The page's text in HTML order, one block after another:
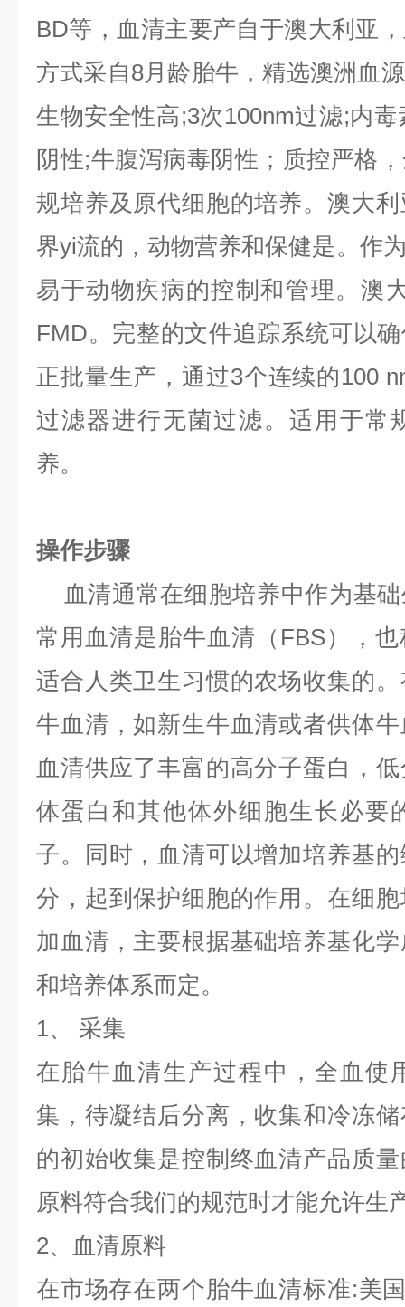
BD等，血清主要产自于澳大利亚
方式采自8月龄胎牛，精选澳洲血
生物安全性高;3次100nm过滤;内
阴性;牛腹泻病毒阴性；质控严格
规培养及原代细胞的培养。澳大
界yi流的，动物营养和保健是。作
易于动物疾病的控制和管理。澳
FMD。完整的文件追踪系统可以
正批量生产，通过3个连续的100
过滤器进行无菌过滤。适用于常
养。
操作步骤
血清通常在细胞培养中作为基
常用血清是胎牛血清（FBS），
适合人类卫生习惯的农场收集的
牛血清，如新生牛血清或者供体
血清供应了丰富的高分子蛋白，
体蛋白和其他体外细胞生长必要
子。同时，血清可以增加培养基
分，起到保护细胞的作用。在细
加血清，主要根据基础培养基化
和培养体系而定。
1、 采集
在胎牛血清生产过程中，全血使
集，待凝结后分离，收集和冷冻
的初始收集是控制终血清产品质
原料符合我们的规范时才能允许生
2、血清原料
在市场存在两个胎牛血清标准:美